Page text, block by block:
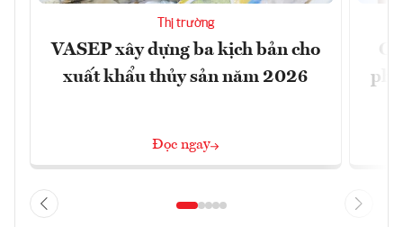
Thị trường
VASEP xây dựng ba kịch bản cho
xuất khẩu thủy sản năm 2026
Đọc ngay